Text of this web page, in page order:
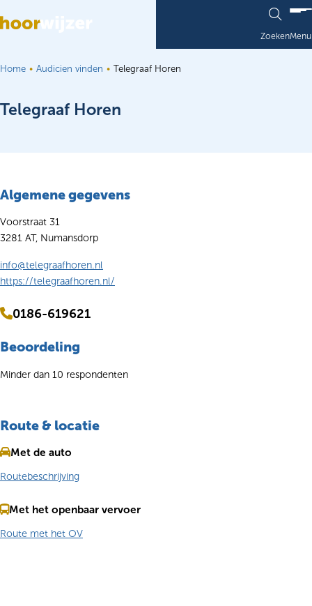
ZoekenMenu
Home Audicien vinden Telegraaf Horen
Telegraaf Horen
Algemene gegevens
Voorstraat 31
3281 AT, Numansdorp
info@telegraafhoren.nl
https://telegraafhoren.nl/
0186-619621
Beoordeling
Minder dan 10 respondenten
Route & locatie
Met de auto
Routebeschrijving
Met het openbaar vervoer
Route met het OV